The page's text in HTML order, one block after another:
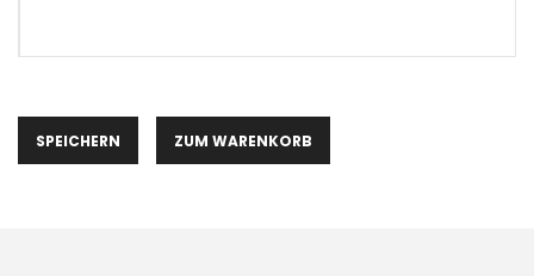
ZUM WARENKORB